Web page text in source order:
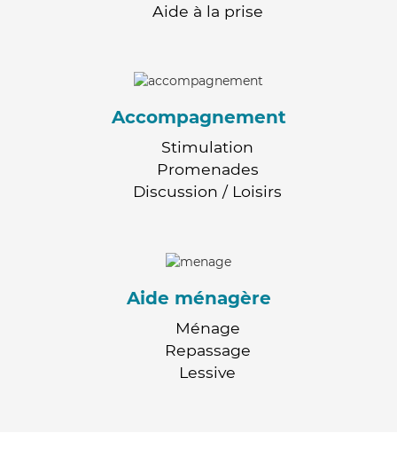
Aide à la prise
Accompagnement
Stimulation
Promenades
Discussion / Loisirs
Aide ménagère
Ménage
Repassage
Lessive